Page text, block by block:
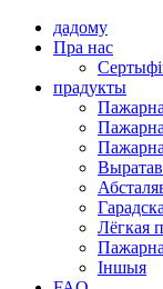
дадому
Пра нас
прадукты
Лёгкая
Іншыя